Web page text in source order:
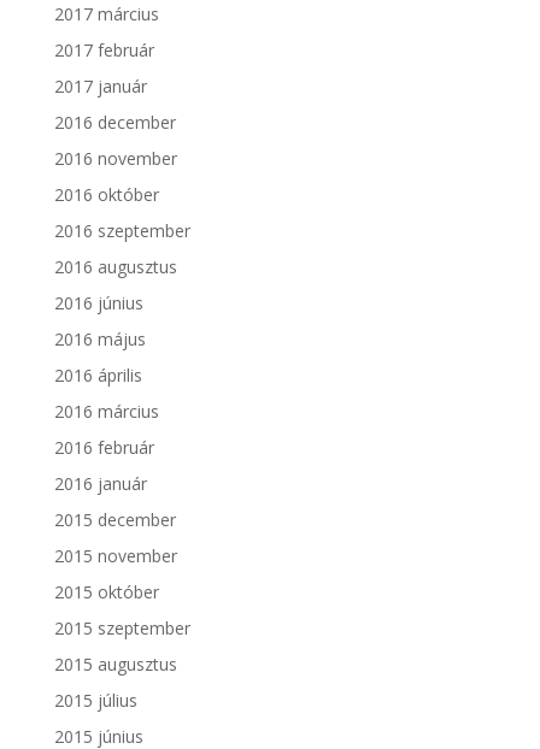
2017 március
2017 február
2017 január
2016 december
2016 november
2016 október
2016 szeptember
2016 augusztus
2016 június
2016 május
2016 április
2016 március
2016 február
2016 január
2015 december
2015 november
2015 október
2015 szeptember
2015 augusztus
2015 július
2015 június